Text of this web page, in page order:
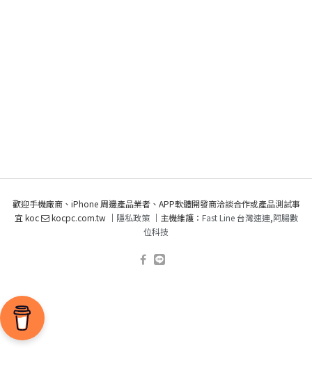
歡迎手機廠商、iPhone 周邊產品業者、APP軟體開發商洽談合作或產品測試事
宜 koc
kocpc.com.tw ｜ 隱私政策｜主機維護： Fast Line 台灣速連,阿腸數
位科技